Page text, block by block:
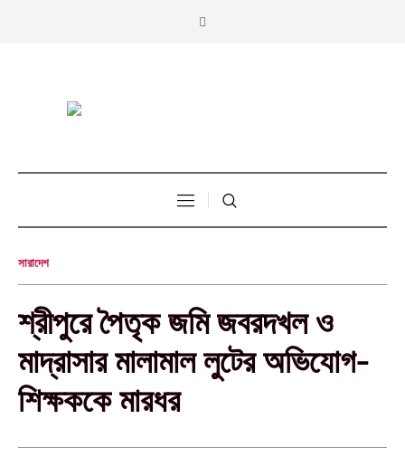
সারাদেশ
শ্রীপুরে পৈতৃক জমি জবরদখল ও
মাদ্রাসার মালামাল লুটের অভিযোগ-
শিক্ষককে মারধর